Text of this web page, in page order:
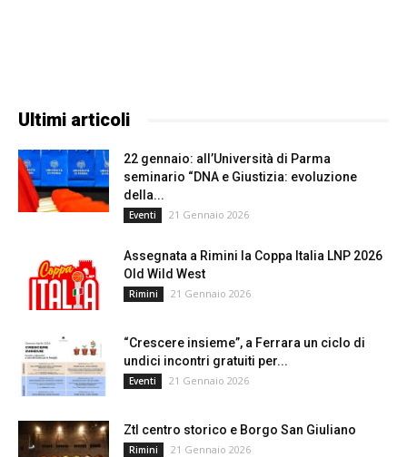
Ultimi articoli
22 gennaio: all’Università di Parma
seminario “DNA e Giustizia: evoluzione
della...
Eventi 21 Gennaio 2026
Assegnata a Rimini la Coppa Italia LNP 2026
Old Wild West
Rimini 21 Gennaio 2026
“Crescere insieme”, a Ferrara un ciclo di
undici incontri gratuiti per...
Eventi 21 Gennaio 2026
Ztl centro storico e Borgo San Giuliano
Rimini 21 Gennaio 2026